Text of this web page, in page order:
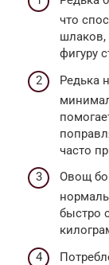
что
шлаков,
фигуру
Редька
часто
Овощ
быстро